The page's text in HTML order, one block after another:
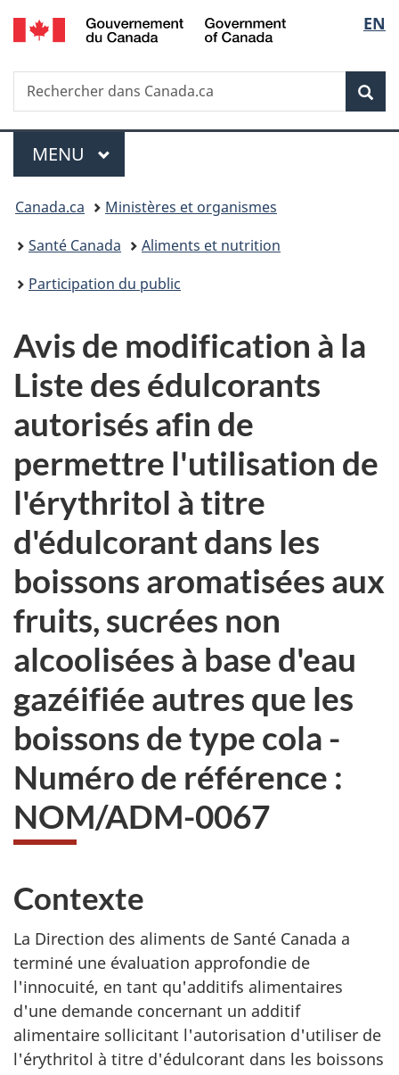
Passer
au
principal
Passer
à
Au
du
Passer
à
version
simplifiée
de
la
EN
Recherche
Rechercher
dans
Menu
MENU PRINCIPAL
Vous
êtes
ici :
Canada.ca
Ministères et organismes
Santé Canada
Aliments et nutrition
Participation du public
Avis de modification à la
Liste des édulcorants
autorisés afin de
permettre l'utilisation de
l'érythritol à titre
d'édulcorant dans les
boissons aromatisées aux
fruits, sucrées non
alcoolisées à base d'eau
gazéifiée autres que les
boissons de type cola -
Numéro de référence :
NOM/ADM-0067
Contexte
La Direction des aliments de Santé Canada a
terminé une évaluation approfondie de
l'innocuité, en tant qu'additifs alimentaires
d'une demande concernant un additif
alimentaire sollicitant l'autorisation d'utiliser de
l'érythritol à titre d'édulcorant dans les boissons